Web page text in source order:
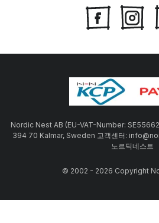
Nordic Nest AB (EU-VAT-Number:
394 70 Kalmar, Sweden 고객센터:
노르딕네스트
© 2002 - 2026 Copyright